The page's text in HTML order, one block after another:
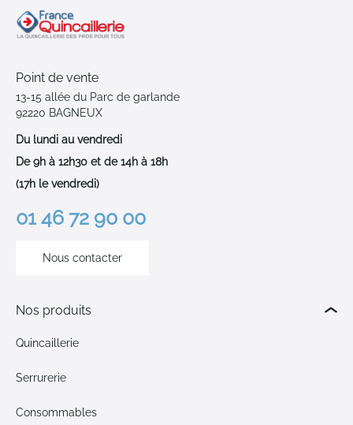
Point de vente
13-15 allée du Parc de garlande
92220 BAGNEUX
Du lundi au vendredi
De 9h à 12h30 et de 14h à 18h
(17h le vendredi)
01 46 72 90 00
Nous contacter
Nos produits
Quincaillerie
Serrurerie
Consommables